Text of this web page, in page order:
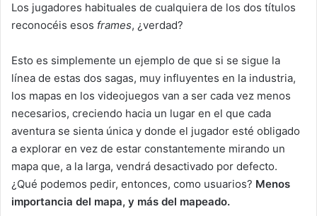
Los jugadores habituales de cualquiera de los dos títulos
reconocéis esos frames, ¿verdad?
Esto es simplemente un ejemplo de que si se sigue la
línea de estas dos sagas, muy influyentes en la industria,
los mapas en los videojuegos van a ser cada vez menos
necesarios, creciendo hacia un lugar en el que cada
aventura se sienta única y donde el jugador esté obligado
a explorar en vez de estar constantemente mirando un
mapa que, a la larga, vendrá desactivado por defecto.
¿Qué podemos pedir, entonces, como usuarios? Menos
importancia del mapa, y más del mapeado.